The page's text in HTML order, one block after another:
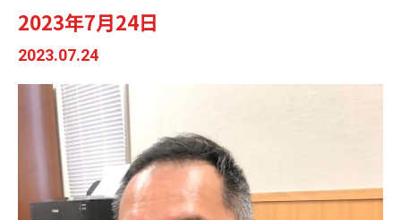
2023年7月24日
2023.07.24